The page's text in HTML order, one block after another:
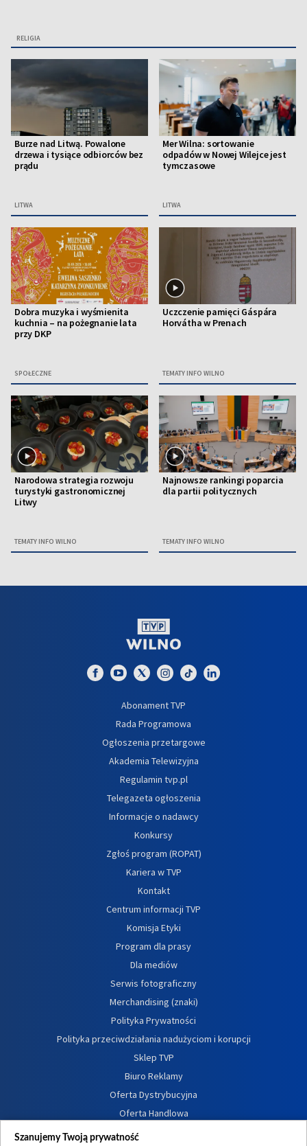
RELIGIA
Burze nad Litwą. Powalone
drzewa i tysiące odbiorców bez
prądu
LITWA
Mer Wilna: sortowanie
odpadów w Nowej Wilejce jest
tymczasowe
LITWA
Dobra muzyka i wyśmienita
kuchnia – na pożegnanie lata
przy DKP
SPOŁECZNE
Uczczenie pamięci Gáspára
Horvátha w Prenach
TEMATY INFO WILNO
Narodowa strategia rozwoju
turystyki gastronomicznej
Litwy
TEMATY INFO WILNO
Najnowsze rankingi poparcia
dla partii politycznych
TEMATY INFO WILNO
Abonament TVP
Rada Programowa
Ogłoszenia przetargowe
Akademia Telewizyjna
Regulamin tvp.pl
Telegazeta ogłoszenia
Informacje o nadawcy
Konkursy
Zgłoś program (ROPAT)
Kariera w TVP
Kontakt
Centrum informacji TVP
Komisja Etyki
Program dla prasy
Dla mediów
Serwis fotograficzny
Merchandising (znaki)
Polityka Prywatności
Polityka przeciwdziałania nadużyciom i korupcji
Sklep TVP
Biuro Reklamy
Oferta Dystrybucyjna
Oferta Handlowa
Dostępność
Szanujemy Twoją prywatność